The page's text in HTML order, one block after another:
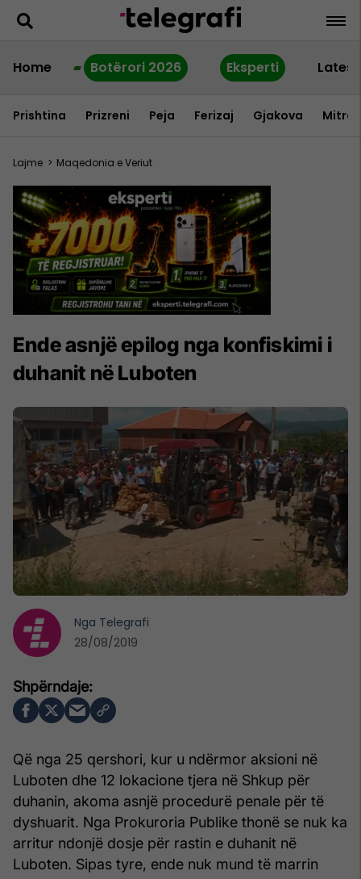
Home Botërori 2026 Eksperti Latest
Prishtina Prizreni Peja Ferizaj Gjakova
Lajme > Maqedonia e Veriut
Ende asnjë epilog nga konfiskimi i
duhanit në Luboten
Që nga 25 qershori, kur u ndërmor aksioni në
Luboten dhe 12 lokacione tjera në Shkup për
duhanin, akoma asnjë procedurë penale për të
dyshuarit. Nga Prokuroria Publike thonë se nuk ka
arritur ndonjë dosje për rastin e duhanit në
Luboten. Sipas tyre, ende nuk mund të marrin
Nga Telegrafi
28/08/2019